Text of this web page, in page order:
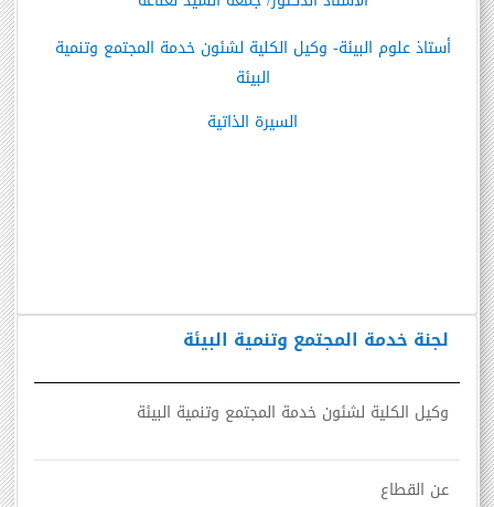
لجنة خدمة المجتمع وتنمية البيئة
وكيل الكلية لشئون خدمة المجتمع وتنمية البيئة
عن القطاع
أستاذ علوم البيئة- وكيل الكلية لشئون خدمة المجتمع وتنمية
البيئة
السيرة الذاتية